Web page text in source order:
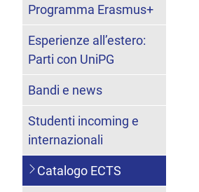
Programma Erasmus+
Esperienze all’estero:
Parti con UniPG
Bandi e news
Studenti incoming e
internazionali
Catalogo ECTS